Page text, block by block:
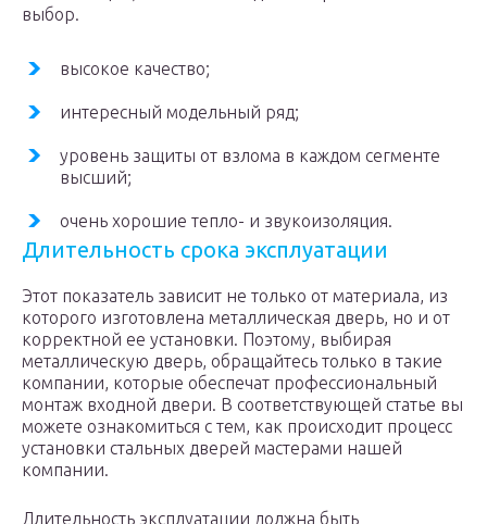
выбор.
высокое качество;
интересный модельный ряд;
уровень защиты от взлома в каждом сегменте
высший;
очень хорошие тепло- и звукоизоляция.
Длительность срока эксплуатации
Этот показатель зависит не только от материала, из
которого изготовлена металлическая дверь, но и от
корректной ее установки. Поэтому, выбирая
металлическую дверь, обращайтесь только в такие
компании, которые обеспечат профессиональный
монтаж входной двери. В соответствующей статье вы
можете ознакомиться с тем, как происходит процесс
установки стальных дверей мастерами нашей
компании.
Длительность эксплуатации должна быть